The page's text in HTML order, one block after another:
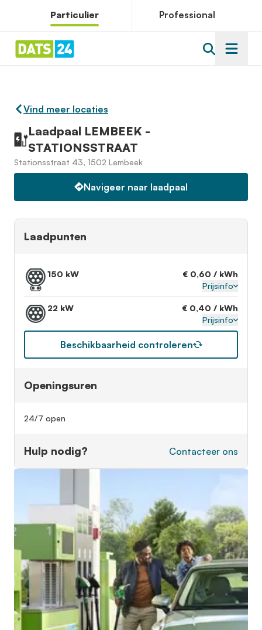
Particulier Professional
Vind meer locaties
Laadpaal LEMBEEK -
STATIONSSTRAAT
Stationsstraat 43, 1502 Lembeek
Navigeer naar laadpaal
Laadpunten
150 kW
€ 0,60 / kWh
Prijsinfo
22 kW
€ 0,40 / kWh
Prijsinfo
Beschikbaarheid controleren
Openingsuren
24/7 open
Hulp nodig? Contacteer ons